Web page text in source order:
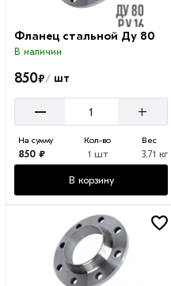
Фланец стальной Ду 80
В наличии
850₽/ шт
– +
На сумму
850 ₽
Кол-во
1 шт
Вес
3.71 кг
В корзину